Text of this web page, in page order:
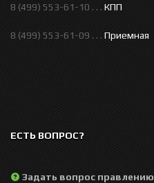
8 (499) 553-61-10 . . . КПП
8 (499) 553-61-09 . . . Приемная
ЕСТЬ ВОПРОС?
Задать вопрос правлению